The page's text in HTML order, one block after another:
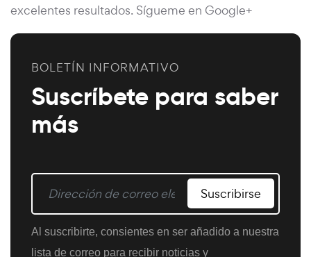
excelentes resultados. Sígueme en Google+
BOLETÍN INFORMATIVO
Suscríbete para saber
más
Suscribirse
Al suscribirte, consientes en ser añadido a nuestra
lista de correo para recibir noticias y